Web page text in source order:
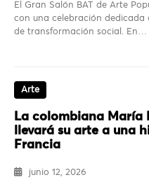
El Gran Salón BAT de Arte
con una celebración
de transformación social. En…
Arte
La colombiana María
llevará su arte a una
Francia
junio 12, 2026